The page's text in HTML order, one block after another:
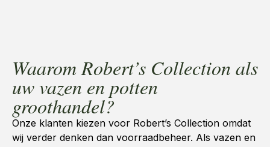
Waarom Robert’s Collection als
uw vazen en potten
groothandel?
Onze klanten kiezen voor Robert’s Collection omdat
wij verder denken dan voorraadbeheer. Als vazen en